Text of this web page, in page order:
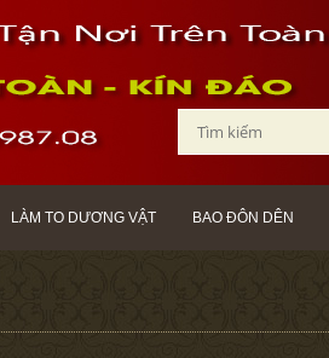
LÀM TO DƯƠNG VẬT BAO ĐÔN DÊN